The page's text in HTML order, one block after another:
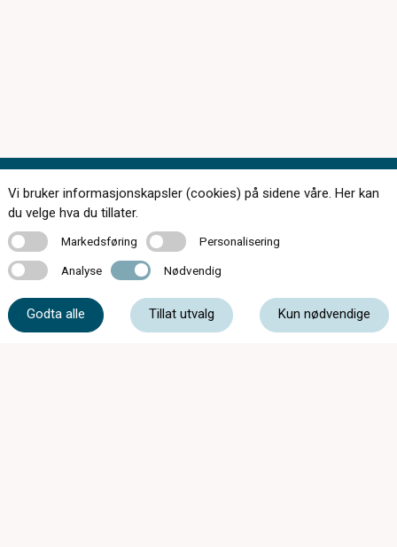
Kontakt oss
Vi bruker informasjonskapsler (cookies) på sidene våre. Her kan
du velge hva du tillater.
MarkedsføringMarkedsføring PersonaliseringPersonalisering
Analyse Analyse Nødvendig Nødvendig
Godta alle Tillat utvalg Kun nødvendige